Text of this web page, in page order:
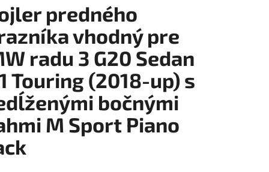
predného
vhodný pre
radu 3 G20 Sedan
Touring (2018-up) s
bočnými
M Sport Piano